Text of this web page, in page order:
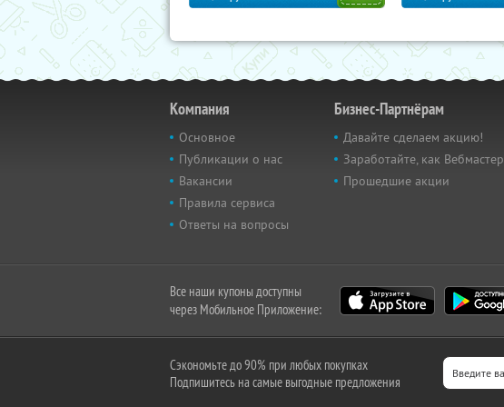
Компания
Основное
Публикации о нас
Вакансии
Правила сервиса
Ответы на вопросы
Бизнес-Партнёрам
Давайте сделаем акцию!
Заработайте, как Вебмастер
Прошедшие акции
Все наши купоны доступны
через Мобильное Приложение:
Сэкономьте до 90% при любых покупках
Подпишитесь на самые выгодные предложения